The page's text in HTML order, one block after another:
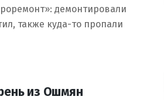
демонтировали
также куда-то пропали
из Ошмян